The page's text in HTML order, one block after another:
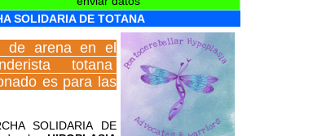
SOLIDARIA DE TOTANA
de arena en el
totana
es para las
SOLIDARIA DE